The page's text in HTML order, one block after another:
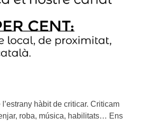
hàbit de criticar. Criticam
roba, música, habilitats… Ens